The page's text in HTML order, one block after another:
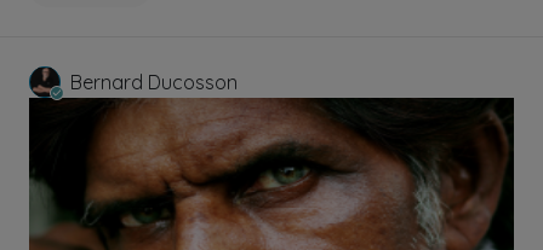
Bernard Ducosson